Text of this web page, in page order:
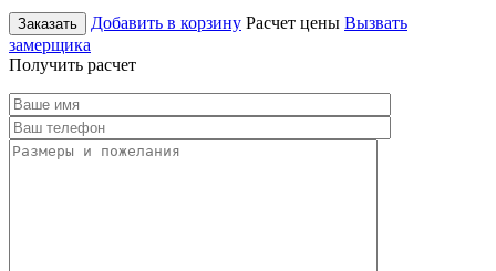
Заказать Добавить в корзину Расчет цены Вызвать
замерщика
Получить расчет